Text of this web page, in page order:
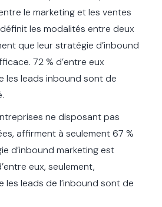
le marketing et les ventes
les modalités entre deux
que leur stratégie d’inbound
72 % d’entre eux
les leads inbound sont de
ne disposant pas
affirment à seulement 67 %
d’inbound marketing est
eux, seulement,
les leads de l’inbound sont de